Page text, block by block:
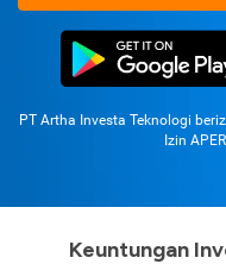
PT Artha Investa Teknologi
Izin
Keuntungan